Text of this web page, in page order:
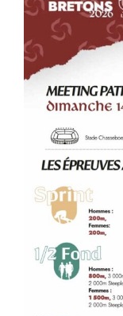
Liens
Contact